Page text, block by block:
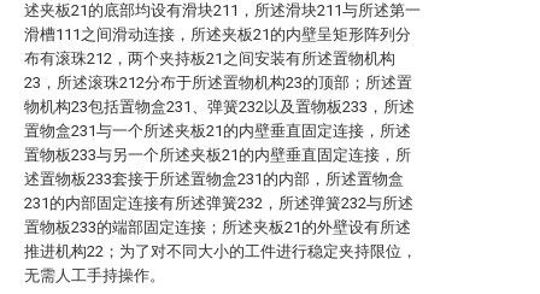
述夹板21的底部均设有滑块211，所述滑块211与所述第一
滑槽111之间滑动连接，所述夹板21的内壁呈矩形阵列分
布有滚珠212，两个夹持板21之间安装有所述置物机构
23，所述滚珠212分布于所述置物机构23的顶部；所述置
物机构23包括置物盒231、弹簧232以及置物板233，所述
置物盒231与一个所述夹板21的内壁垂直固定连接，所述
置物板233与另一个所述夹板21的内壁垂直固定连接，所
述置物板233套接于所述置物盒231的内部，所述置物盒
231的内部固定连接有所述弹簧232，所述弹簧232与所述
置物板233的端部固定连接；所述夹板21的外壁设有所述
推进机构22；为了对不同大小的工件进行稳定夹持限位，
无需人工手持操作。